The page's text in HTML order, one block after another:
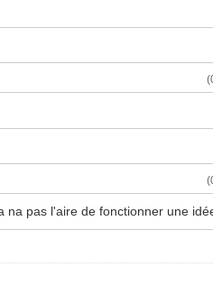
na pas l'aire de fonctionner une